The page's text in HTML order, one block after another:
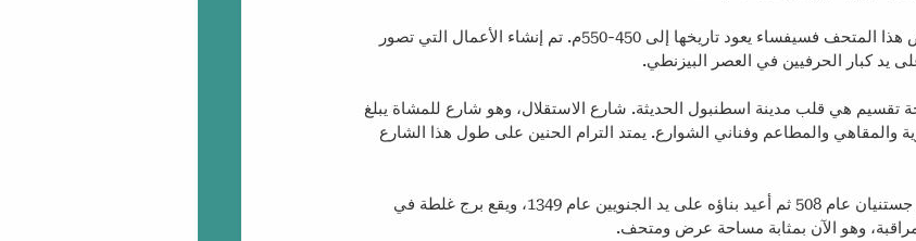
متحف فسيفساء القصر الكبير: يعرض هذا المتحف فسيفساء يعود تاريخها إلى 450-550م. تم إنشاء الأعمال التي تصور
يد كبار الحرفيين في العصر البيزنطي.
تقسيم هي قلب مدينة اسطنبول الحديثة. شارع الاستقلال، وهو شارع للمشاة يبلغ
والمقاهي والمطاعم وفناني الشوارع. يمتد الترام الحنين على طول هذا الشارع
برج غلطة: بناه الإمبراطور البيزنطي جستنيان عام 508 ثم أعيد بناؤه على يد الجنويين عام 1349، ويقع برج غلطة في
وهو الآن بمثابة مساحة عرض ومتحف.